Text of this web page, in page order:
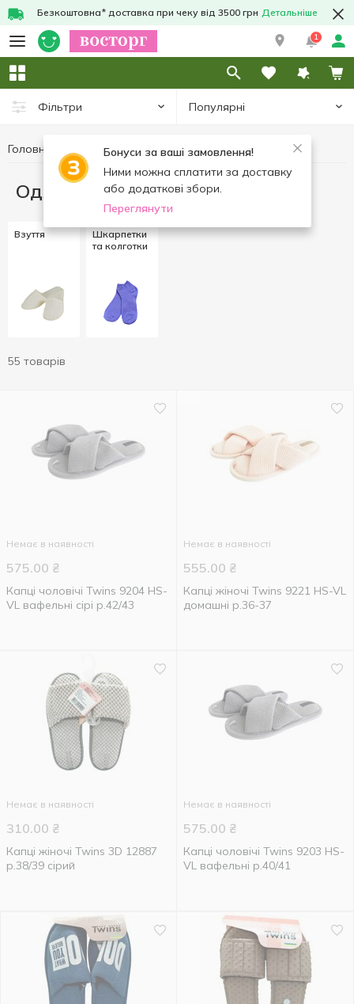
Безкоштовна* доставка при чеку від 3500 грн Детальніше
1
Фільтри Популярні
Бонуси за ваші замовлення!
Ними можна сплатити за доставку
або додаткові збори.
Переглянути
Головна Одяг та взуття
Одяг та взуття
Взуття
Шкарпетки
та колготки
55 товарів
Немає в наявності
575.00 ₴
Капці чоловічі Twins 9204 HS-
VL вафельні сірі р.42/43
Немає в наявності
555.00 ₴
Капці жіночі Twins 9221 HS-VL
домашні р.36-37
Немає в наявності
310.00 ₴
Капці жіночі Twins 3D 12887
р.38/39 сірий
Немає в наявності
575.00 ₴
Капці чоловічі Twins 9203 HS-
VL вафельні р.40/41